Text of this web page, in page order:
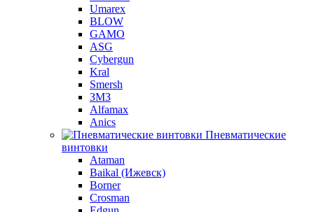
Umarex
BLOW
GAMO
ASG
Cybergun
Kral
Smersh
ЗМЗ
Alfamax
Anics
Пневматические
винтовки
Ataman
Baikal (Ижевск)
Borner
Crosman